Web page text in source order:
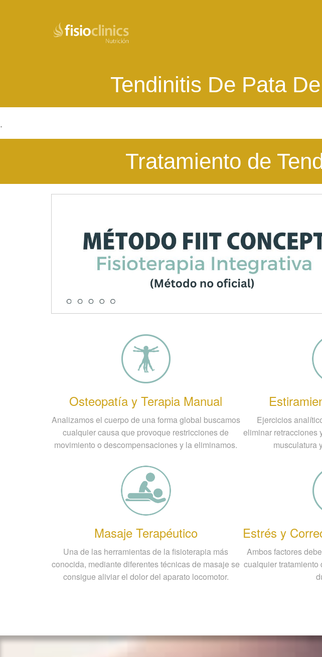
Tendinitis De Pata
.
Tratamiento de
Osteopatía y Terapia Manual
Analizamos el cuerpo de una forma global buscamos
cualquier causa que provoque restricciones de
movimiento o descompensaciones y la eliminamos.
Ejercicios
eliminar retracciones
musculatura
Masaje Terapéutico
Una de las herramientas de la fisioterapia más
conocida, mediante diferentes técnicas de masaje se
consigue aliviar el dolor del aparato locomotor.
Estrés y
Ambos factores
cualquier